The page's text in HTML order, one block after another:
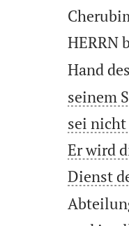
HERRN
Hand
seinem
sei nicht
Er wird
Dienst